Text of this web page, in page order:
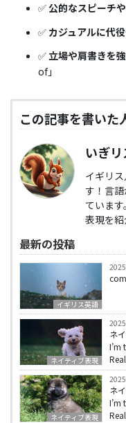
✅公的なスピーチ
✅ カジュアルに代
✅ 立場や肩書きを
of」
この記事を書いた
いぎリ
イギリ
す！言
ていま
表現を紹
最新の投稿
イギリス英語
ネイティブ表現
ネ
I’m
ネイティブ表現
ネ
I’m